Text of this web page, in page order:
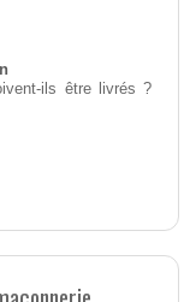
ils être livrés ?